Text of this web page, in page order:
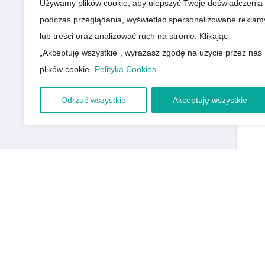
Używamy plików cookie, aby ulepszyć Twoje doświadczenia
podczas przeglądania, wyświetlać spersonalizowane
lub treści oraz analizować ruch na stronie. Klikając
„Akceptuję wszystkie”, wyrażasz zgodę na użycie przez nas
plików cookie.
Polityka Cookies
Odrzuć wszystkie Akceptuję wszystkie